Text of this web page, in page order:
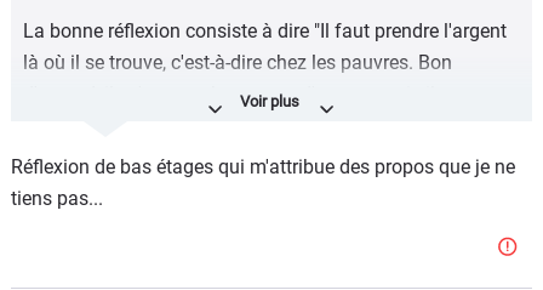
La bonne réflexion consiste à dire "Il faut prendre l'argent
là où il se trouve, c'est-à-dire chez les pauvres. Bon
d'accord, ils n'ont pas beaucoup d'argent, mais il y a
Avant le néocapitalisme, il y avait un certain équilibre ;
maintenant, tout doit aller aux très riches et surtout ne pas
Réflexion de bas étages qui m'attribue des propos que je ne
tiens pas...